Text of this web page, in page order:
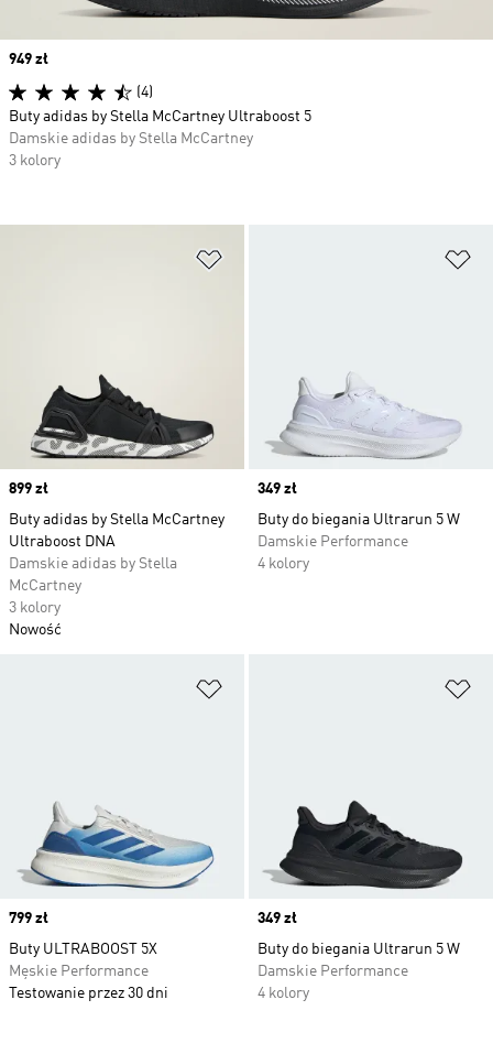
Price
899 zł
Buty adidas by Stella McCartney
Ultraboost DNA
Damskie adidas by Stella
McCartney
3 kolory
Nowość
Price
349 zł
Buty do biegania Ultrarun 5 W
Damskie Performance
4 kolory
Price
799 zł
Buty ULTRABOOST 5X
Męskie Performance
Testowanie przez 30 dni
Price
349 zł
Buty do biegania Ultrarun 5 W
Damskie Performance
4 kolory
Price
949 zł
(4)
Buty adidas by Stella McCartney Ultraboost 5
Damskie adidas by Stella McCartney
3 kolory